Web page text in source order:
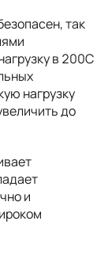
так
в 200С
нагрузку
до
и